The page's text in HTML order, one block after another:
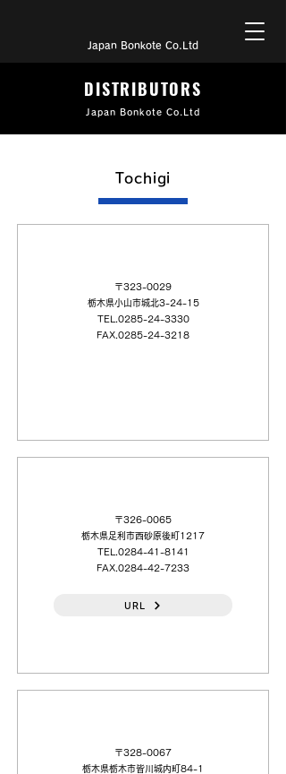
Japan Bonkote Co.Ltd
DISTRIBUTORS
Japan Bonkote Co.Ltd
Tochigi
〒323-0029
栃木県小山市城北3-24-15
TEL.0285-24-3330
FAX.0285-24-3218
〒326-0065
栃木県足利市西砂原後町1217
TEL.0284-41-8141
FAX.0284-42-7233
URL
〒328-0067
栃木県栃木市皆川城内町84-1